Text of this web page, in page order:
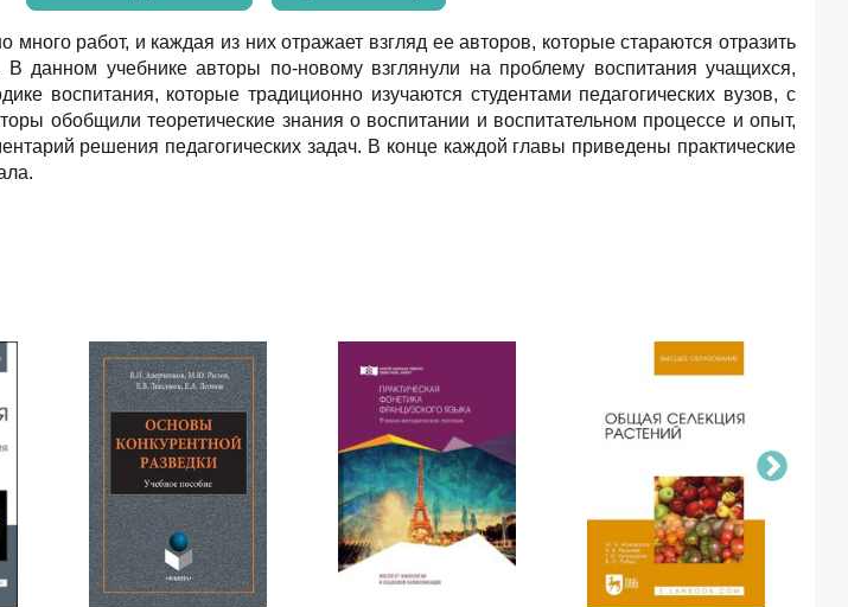
работ, и каждая из них отражает взгляд ее авторов, которые стараются отразить
данном учебнике авторы по-новому взглянули на проблему воспитания учащихся,
воспитания, которые традиционно изучаются студентами педагогических вузов, с
обобщили теоретические знания о воспитании и воспитательном процессе и опыт,
решения педагогических задач. В конце каждой главы приведены практические